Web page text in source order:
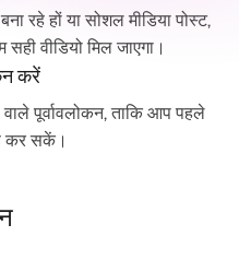
रहे हों या सोशल मीडिया पोस्ट,
वीडियो मिल जाएगा।
करें
पूर्वावलोकन, ताकि आप पहले
कर सकें।